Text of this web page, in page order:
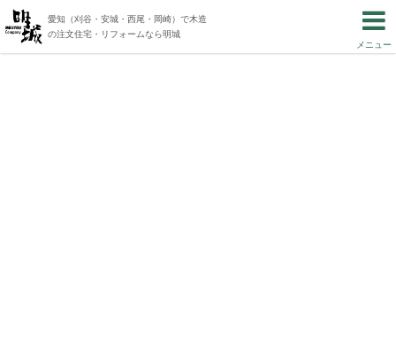
愛知（刈谷・安城・西尾・岡崎）で木造
の注文住宅・リフォームなら明城
メニュー